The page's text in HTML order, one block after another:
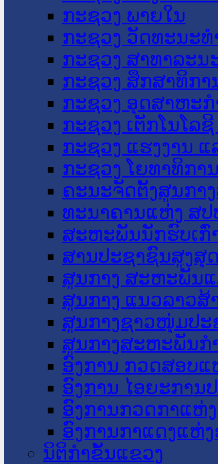
ກະຊວງ ພາຍໃນ
ກະຊວງ ວັດທະນະ
ກະຊວງ ສາທາລະນ
ກະຊວງ ສຶກສາທິກາ
ກະຊວງ ອຸດສາຫະ
ກະຊວງ ເຕັກໂນໂລ
ກະຊວງ ແຮງງານ
ກະຊວງ ໂຍທາທິກາ
ຄະນະຈັດຕັ້ງສູນກາ
ທະນາຄານແຫ່ງ ສປ
ສະຫະພັນນັກຮົບເກົ່
ສານປະຊາຊົນສູງສຸ
ສູນກາງ ສະຫະພັນ
ສູນກາງ ແນວລາວສ້
ສູນກາງຊາວໜຸ່ມປະ
ສູນກາງສະຫະພັນກ
ອົງການ ກວດສອບແ
ອົງການ ໄອຍະການ
ອົງການກວດກາແຫ່
ອົງການກາແດງແຫ່
ນິຕິກໍາຂັ້ນແຂວງ